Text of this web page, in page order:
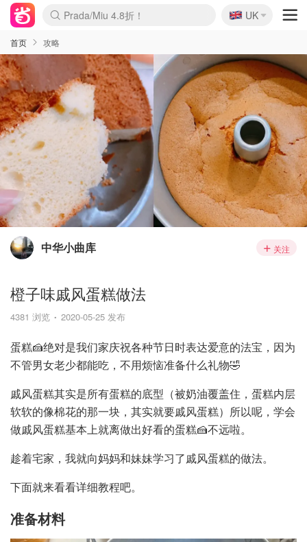
Prada/Miu 4.8折！
🇬🇧
UK
首页 攻略
中华小曲库 关注
橙子味戚风蛋糕做法
4381 浏览 2020-05-25 发布
蛋糕🍰绝对是我们家庆祝各种节日时表达爱意的法宝，因为
不管男女老少都能吃，不用烦恼准备什么礼物🤣
戚风蛋糕其实是所有蛋糕的底型（被奶油覆盖住，蛋糕内层
软软的像棉花的那一块，其实就要戚风蛋糕）所以呢，学会
做戚风蛋糕基本上就离做出好看的蛋糕🍰不远啦。
趁着宅家，我就向妈妈和妹妹学习了戚风蛋糕的做法。
下面就来看看详细教程吧。
准备材料